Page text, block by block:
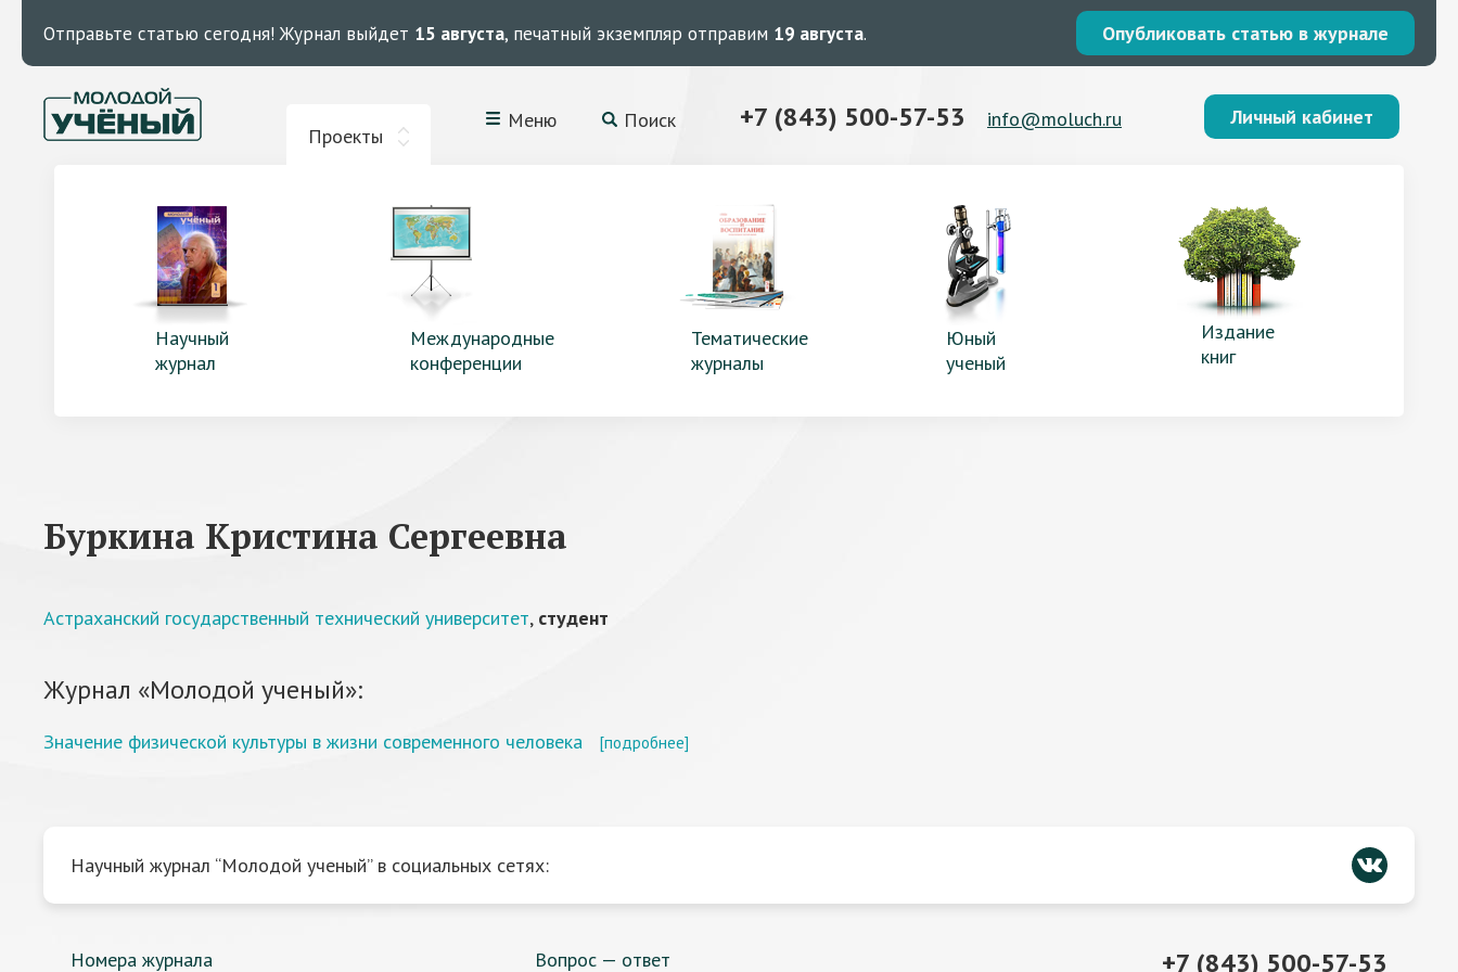
Отправьте статью сегодня! Журнал выйдет 15 августа, печатный экземпляр отправим 19 августа. Опубликовать статью в журнале
Проекты
Меню Поиск +7 (843) 500-57-53 info@moluch.ru Личный кабинет
Научный
журнал
Международные
конференции
Тематические
журналы
Юный
ученый
Издание
книг
Буркина Кристина Сергеевна
Астраханский государственный технический университет, студент
Журнал «Молодой ученый»:
Значение физической культуры в жизни современного человека [подробнее]
Научный журнал “Молодой ученый” в социальных сетях:
Номера журнала Вопрос — ответ +7 (843) 500-57-53